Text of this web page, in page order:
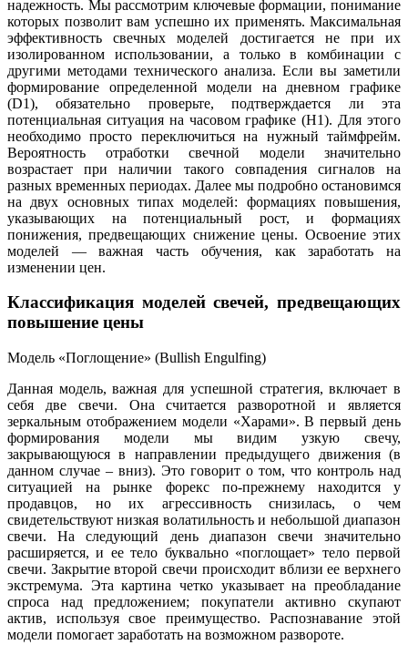
надежность. Мы рассмотрим ключевые формации, понимание
которых позволит вам успешно их применять. Максимальная
эффективность свечных моделей достигается не при их
изолированном использовании, а только в комбинации с
другими методами технического анализа. Если вы заметили
формирование определенной модели на дневном графике
(D1), обязательно проверьте, подтверждается ли эта
потенциальная ситуация на часовом графике (H1). Для этого
необходимо просто переключиться на нужный таймфрейм.
Вероятность отработки свечной модели значительно
возрастает при наличии такого совпадения сигналов на
разных временных периодах. Далее мы подробно остановимся
на двух основных типах моделей: формациях повышения,
указывающих на потенциальный рост, и формациях
понижения, предвещающих снижение цены. Освоение этих
моделей — важная часть обучения, как заработать на
изменении цен.
Классификация моделей свечей, предвещающих
повышение цены
Модель «Поглощение» (Bullish Engulfing)
Данная модель, важная для успешной стратегия, включает в
себя две свечи. Она считается разворотной и является
зеркальным отображением модели «Харами». В первый день
формирования модели мы видим узкую свечу,
закрывающуюся в направлении предыдущего движения (в
данном случае – вниз). Это говорит о том, что контроль над
ситуацией на рынке форекс по-прежнему находится у
продавцов, но их агрессивность снизилась, о чем
свидетельствуют низкая волатильность и небольшой диапазон
свечи. На следующий день диапазон свечи значительно
расширяется, и ее тело буквально «поглощает» тело первой
свечи. Закрытие второй свечи происходит вблизи ее верхнего
экстремума. Эта картина четко указывает на преобладание
спроса над предложением; покупатели активно скупают
актив, используя свое преимущество. Распознавание этой
модели помогает заработать на возможном развороте.